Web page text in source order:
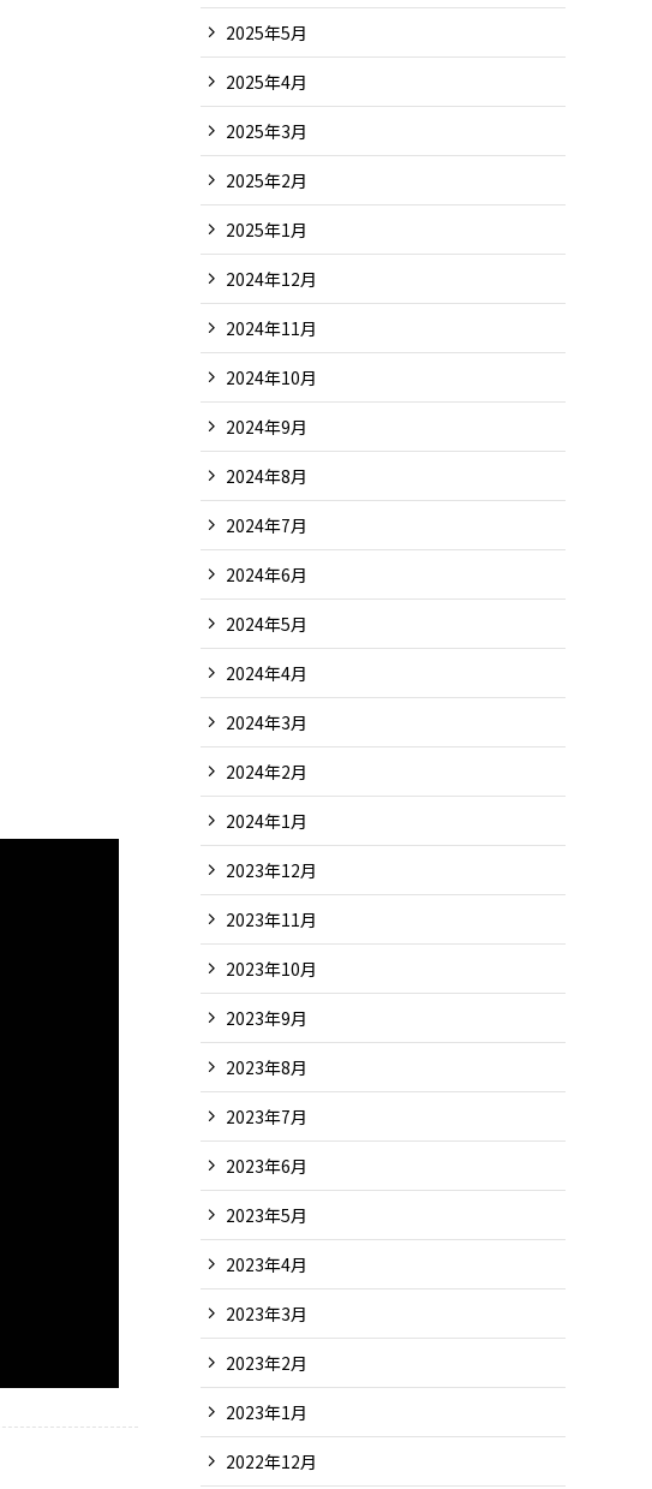
2025年5月
2025年4月
2025年3月
2025年2月
2025年1月
2024年12月
2024年11月
2024年10月
2024年9月
2024年8月
2024年7月
2024年6月
2024年5月
2024年4月
2024年3月
2024年2月
2024年1月
2023年12月
2023年11月
2023年10月
2023年9月
2023年8月
2023年7月
2023年6月
2023年5月
2023年4月
2023年3月
2023年2月
2023年1月
2022年12月